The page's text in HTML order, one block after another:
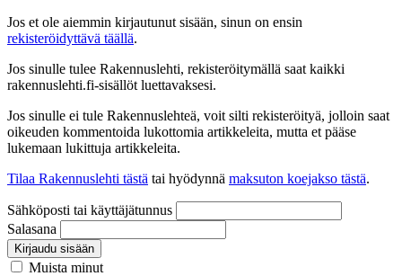
Jos et ole aiemmin kirjautunut sisään, sinun on ensin
rekisteröidyttävä täällä.
Jos sinulle tulee Rakennuslehti, rekisteröitymällä saat kaikki
rakennuslehti.fi-sisällöt luettavaksesi.
Jos sinulle ei tule Rakennuslehteä, voit silti rekisteröityä, jolloin saat
oikeuden kommentoida lukottomia artikkeleita, mutta et pääse
lukemaan lukittuja artikkeleita.
Tilaa Rakennuslehti tästä tai hyödynnä maksuton koejakso tästä.
Sähköposti tai käyttäjätunnus
Salasana
Kirjaudu sisään
Muista minut